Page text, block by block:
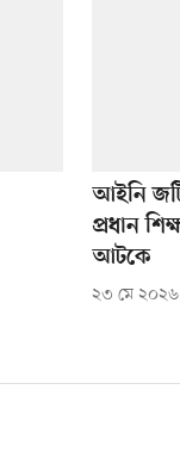
আইনি
প্রধান
আটকে
২৩ মে ২০২৬